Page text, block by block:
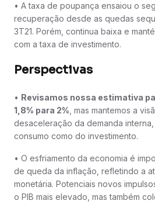
• A taxa de poupança ensaiou o
recuperação desde as quedas
3T21. Porém, continua baixa e
com a taxa de investimento.
Perspectivas
• Revisamos nossa estimativa
1,8% para 2% , mas mantemos a
desaceleração da demanda
consumo como do investimento.
• O esfriamento da economia é
de queda da inflação, refletindo a
monetária. Potenciais novos
o PIB mais elevado, mas também